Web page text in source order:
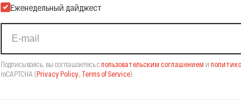
Еженедельный дайджест
Подписываясь, вы соглашаетесь спользовательским соглашением и
reCAPTCHA (Privacy Policy, Terms of Service).